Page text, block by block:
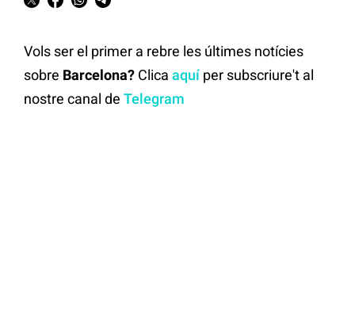
Vols ser el primer a rebre les últimes notícies
sobre Barcelona? Clica aquíper subscriure't al
nostre canal de Telegram